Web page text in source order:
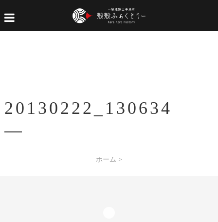
20130222_130634
ホーム >